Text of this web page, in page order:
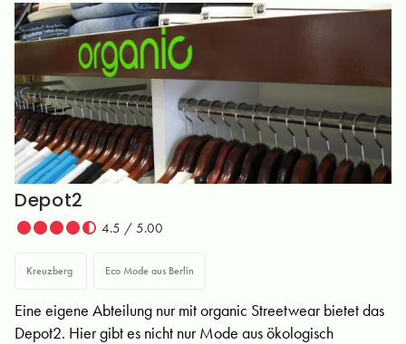
Depot2
4.5 / 5.00
Kreuzberg Eco Mode aus Berlin
Eine eigene Abteilung nur mit organic Streetwear bietet das
Depot2. Hier gibt es nicht nur Mode aus ökologisch